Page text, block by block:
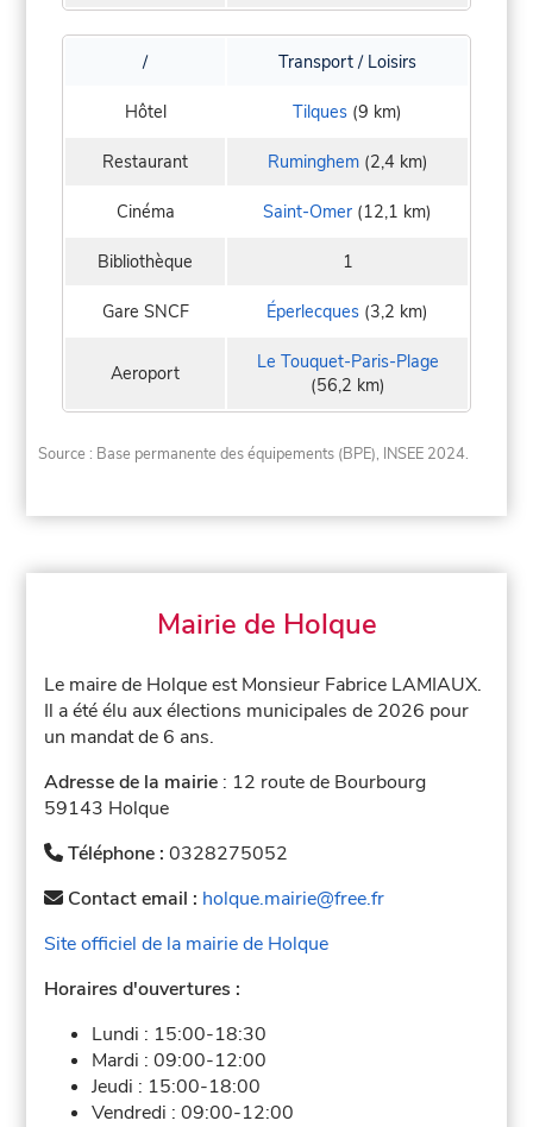
/ Transport / Loisirs
Hôtel Tilques (9 km)
Restaurant Ruminghem(2,4 km)
Cinéma Saint-Omer (12,1 km)
Bibliothèque 1
Gare SNCF Éperlecques (3,2 km)
Aeroport
Le Touquet-Paris-Plage
(56,2 km)
Source : Base permanente des équipements (BPE), INSEE 2024.
Mairie de Holque
Le maire de Holque est Monsieur Fabrice LAMIAUX.
Il a été élu aux élections municipales de 2026 pour
un mandat de 6 ans.
Adresse de la mairie : 12 route de Bourbourg
59143 Holque
Téléphone :0328275052
Contact email : holque.mairie@free.fr
Site officiel de la mairie de Holque
Horaires d'ouvertures :
Lundi : 15:00-18:30
Mardi :09:00-12:00
Jeudi : 15:00-18:00
Vendredi :09:00-12:00